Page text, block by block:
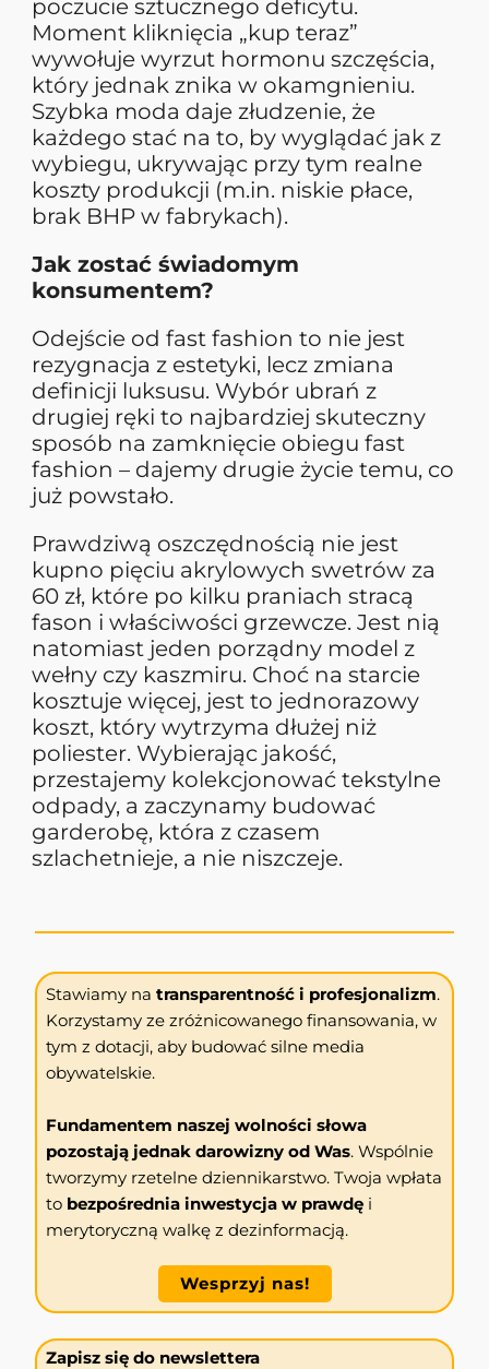
poczucie sztucznego deficytu.
Moment kliknięcia „kup teraz”
wywołuje wyrzut hormonu szczęścia,
który jednak znika w okamgnieniu.
Szybka moda daje złudzenie, że
każdego stać na to, by wyglądać jak z
wybiegu, ukrywając przy tym realne
koszty produkcji (m.in. niskie płace,
brak BHP w fabrykach).
Jak zostać świadomym
konsumentem?
Odejście od fast fashion to nie jest
rezygnacja z estetyki, lecz zmiana
definicji luksusu. Wybór ubrań z
drugiej ręki to najbardziej skuteczny
sposób na zamknięcie obiegu fast
fashion – dajemy drugie życie temu, co
już powstało.
Prawdziwą oszczędnością nie jest
kupno pięciu akrylowych swetrów za
60 zł, które po kilku praniach stracą
fason i właściwości grzewcze. Jest nią
natomiast jeden porządny model z
wełny czy kaszmiru. Choć na starcie
kosztuje więcej, jest to jednorazowy
koszt, który wytrzyma dłużej niż
poliester. Wybierając jakość,
przestajemy kolekcjonować tekstylne
odpady, a zaczynamy budować
garderobę, która z czasem
szlachetnieje, a nie niszczeje.
Stawiamy natransparentność i profesjonalizm.
Korzystamy ze zróżnicowanego finansowania, w
tym z dotacji, aby budować silne media
obywatelskie.
Fundamentem naszej wolności słowa
pozostają jednak darowizny od Was. Wspólnie
tworzymy rzetelne dziennikarstwo. Twoja wpłata
to bezpośrednia inwestycja w prawdę i
merytoryczną walkę z dezinformacją.
Wesprzyj nas!
Zapisz się do newslettera